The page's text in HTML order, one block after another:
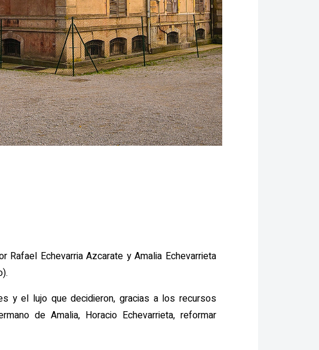
Echevarria Azcarate y Amalia Echevarrieta
y el lujo que decidieron, gracias a los recursos
de Amalia, Horacio Echevarrieta, reformar